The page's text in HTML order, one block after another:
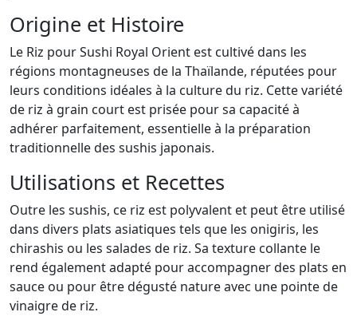
Origine et Histoire
Le Riz pour Sushi Royal Orient est cultivé dans les
régions montagneuses de la Thaïlande, réputées pour
leurs conditions idéales à la culture du riz. Cette variété
de riz à grain court est prisée pour sa capacité à
adhérer parfaitement, essentielle à la préparation
traditionnelle des sushis japonais.
Utilisations et Recettes
Outre les sushis, ce riz est polyvalent et peut être utilisé
dans divers plats asiatiques tels que les onigiris, les
chirashis ou les salades de riz. Sa texture collante le
rend également adapté pour accompagner des plats en
sauce ou pour être dégusté nature avec une pointe de
vinaigre de riz.